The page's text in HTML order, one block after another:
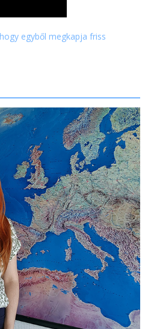
egyből megkapja friss